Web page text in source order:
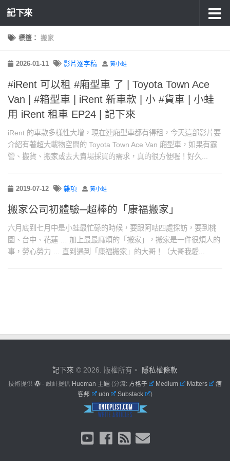
記下來
標籤： 搬家
2026-01-11 影片逐字稿 黃小蛙
#iRent 可以租 #廂型車 了 | Toyota Town Ace
Van | #箱型車 | iRent 新車款 | 小 #貨車 | 小蛙
用 iRent 租車 EP24 | 記下來
iRent 的車款多樣性大增，現在連廂型車都有得租，今天這部影片要
介紹有著超大載物空間的 Toyota Town Ace Van 廂型車，如果有露
營、搬貨、搬家或去大賣場採買的需求，真的很方便喔！好久...
2019-07-12 雜項 黃小蛙
搬家公司初體驗─超棒的「康福搬家」
六月底到七月中是小蛙最忙碌的時候，要跟阿咕四處採訪，要到桃
園、台中、花蓮 … 加上最最麻煩的「搬家」，搬家是一件很煩人的
事，勞心勞力 … 直到遇到「康福搬家」的大哥！（大哥我愛...
記下來 © 2026. 版權所有。 隱私權條款
技術提供 - 設計提供 Hueman 主題 (分流: 方格子 Medium Matters
痞
客邦
udn Substack )